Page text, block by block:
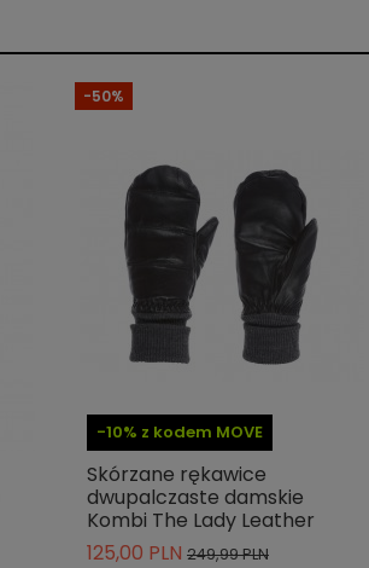
-10% z kodem MOVE
-50%
Skórzane rękawice
dwupalczaste damskie
Kombi The Lady Leather
125,00 PLN 249,99 PLN